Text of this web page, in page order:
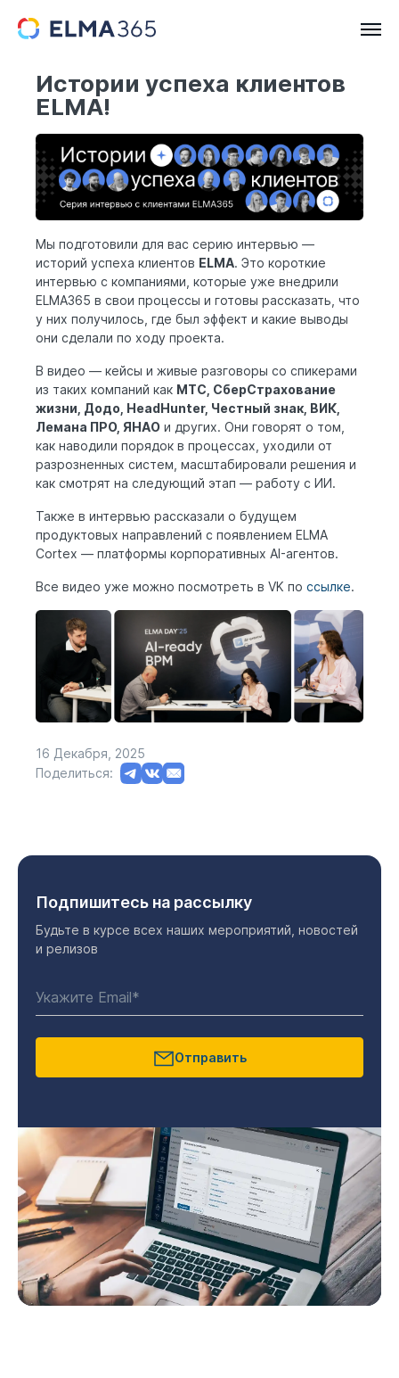
Истории успеха клиентов
ELMA!
Мы подготовили для вас серию интервью —
историй успеха клиентов ELMA. Это короткие
интервью с компаниями, которые уже внедрили
ELMA365 в свои процессы и готовы рассказать, что
у них получилось, где был эффект и какие выводы
они сделали по ходу проекта.
В видео — кейсы и живые разговоры со спикерами
из таких компаний как МТС, СберСтрахование
жизни, Додо, HeadHunter, Честный знак, ВИК,
Лемана ПРО, ЯНАО и других. Они говорят о том,
как наводили порядок в процессах, уходили от
разрозненных систем, масштабировали решения и
как смотрят на следующий этап — работу с ИИ.
Также в интервью рассказали о будущем
продуктовых направлений с появлением ELMA
Cortex — платформы корпоративных AI-агентов.
Все видео уже можно посмотреть в VK по ссылке.
16 Декабря, 2025
Поделиться:
Подпишитесь на рассылку
Будьте в курсе всех наших мероприятий, новостей
и релизов
Отправить